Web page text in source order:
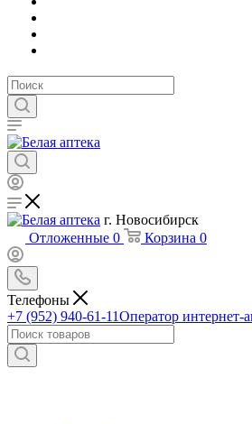
г. Новосибирск
Отложенные 0 Корзина 0
Телефоны
+7 (952) 940-61-11Оператор интернет-